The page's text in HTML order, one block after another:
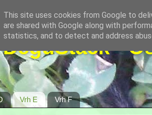
DeguStack -
Vrh E Vrh F
This site uses cookies from Google to
are shared with Google along with
statistics, and to detect and address